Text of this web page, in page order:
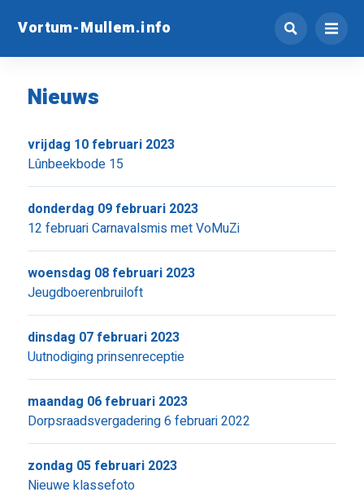
Vortum-Mullem.info
Nieuws
Lûnbeekbode 15
vrijdag 10 februari 2023
12 februari Carnavalsmis met VoMuZi
donderdag 09 februari 2023
Jeugdboerenbruiloft
woensdag 08 februari 2023
Uutnodiging prinsenreceptie
dinsdag 07 februari 2023
Dorpsraadsvergadering 6 februari 2022
maandag 06 februari 2023
Nieuwe klassefoto
zondag 05 februari 2023